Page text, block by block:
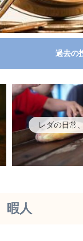
過去の
レダの日常
暇人